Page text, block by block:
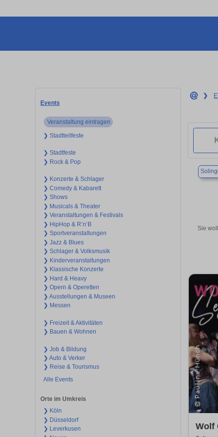
Events
Veranstaltung eintragen
❯ Stadtteilfeste
❯ Stadtfeste
❯ Rock & Pop
❯ Konzerte & Schlager
❯ Comedy & Kabarett
❯ Shows
❯ Musicals & Theater
❯ Veranstaltungen & Festivals
❯ HipHop & R’n‘B
❯ Sportveranstaltungen
❯ Jazz & Blues
❯ Schlager & Volksmusik
❯ Kinderveranstaltungen
❯ Klassische Konzerte
❯ Hard & Heavy
❯ Opern & Operetten
❯ Ausstellungen & Museen
❯ Messen
❯ Freizeit & Aktivitäten
❯ Bauen & Wohnen
❯ Job & Bildung
❯ Auto & Verker
❯ Reise & Tourismus
Alle Events
Orte im Umkreis
❯ Köln
❯ Düsseldorf
❯ Leverkusen
❯
Sie
Wolf